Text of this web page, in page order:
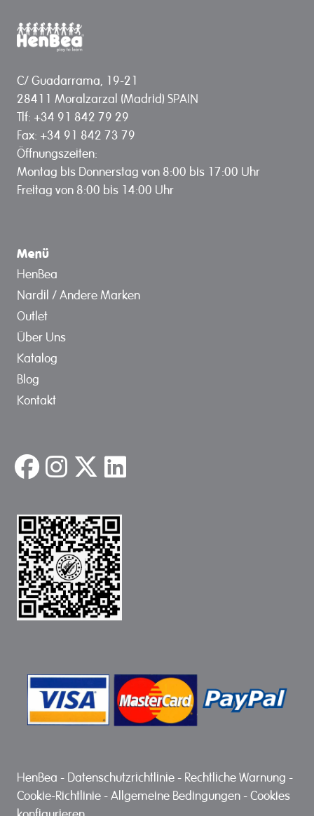
C/ Guadarrama, 19-21
28411 Moralzarzal (Madrid) SPAIN
Tlf: +34 91 842 79 29
Fax: +34 91 842 73 79
Öffnungszeiten:
Montag bis Donnerstag von 8:00 bis 17:00 Uhr
Freitag von 8:00 bis 14:00 Uhr
Menü
HenBea
Nardil / Andere Marken
Outlet
Über Uns
Katalog
Blog
Kontakt
HenBea - Datenschutzrichtlinie - Rechtliche Warnung -
Cookie-Richtlinie -Allgemeine Bedingungen -Cookies